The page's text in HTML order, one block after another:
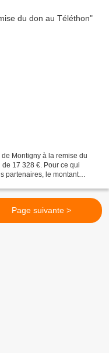
Montigny à la remise du
17 328 €. Pour ce qui
partenaires, le montant
Page suivante >